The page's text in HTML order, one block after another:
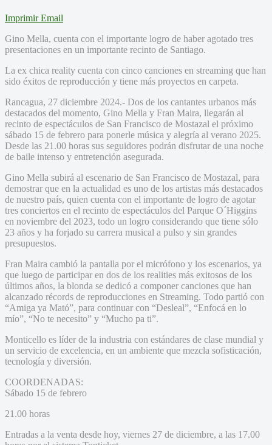
Imprimir Email
Gino Mella, cuenta con el importante logro de haber agotado tres
presentaciones en un importante recinto de Santiago.
La ex chica reality cuenta con cinco canciones en streaming que han
sido éxitos de reproducción y tiene más proyectos en carpeta.
Rancagua, 27 diciembre 2024.- Dos de los cantantes urbanos más
destacados del momento, Gino Mella y Fran Maira, llegarán al
recinto de espectáculos de San Francisco de Mostazal el próximo
sábado 15 de febrero para ponerle música y alegría al verano 2025.
Desde las 21.00 horas sus seguidores podrán disfrutar de una noche
de baile intenso y entretención asegurada.
Gino Mella subirá al escenario de San Francisco de Mostazal, para
demostrar que en la actualidad es uno de los artistas más destacados
de nuestro país, quien cuenta con el importante de logro de agotar
tres conciertos en el recinto de espectáculos del Parque O´Higgins
en noviembre del 2023, todo un logro considerando que tiene sólo
23 años y ha forjado su carrera musical a pulso y sin grandes
presupuestos.
Fran Maira cambió la pantalla por el micrófono y los escenarios, ya
que luego de participar en dos de los realities más exitosos de los
últimos años, la blonda se dedicó a componer canciones que han
alcanzado récords de reproducciones en Streaming. Todo partió con
“Amiga ya Mató”, para continuar con “Desleal”, “Enfocá en lo
mío”, “No te necesito” y “Mucho pa ti”.
Monticello es líder de la industria con estándares de clase mundial y
un servicio de excelencia, en un ambiente que mezcla sofisticación,
tecnología y diversión.
COORDENADAS:
Sábado 15 de febrero
21.00 horas
Entradas a la venta desde hoy, viernes 27 de diciembre, a las 17.00